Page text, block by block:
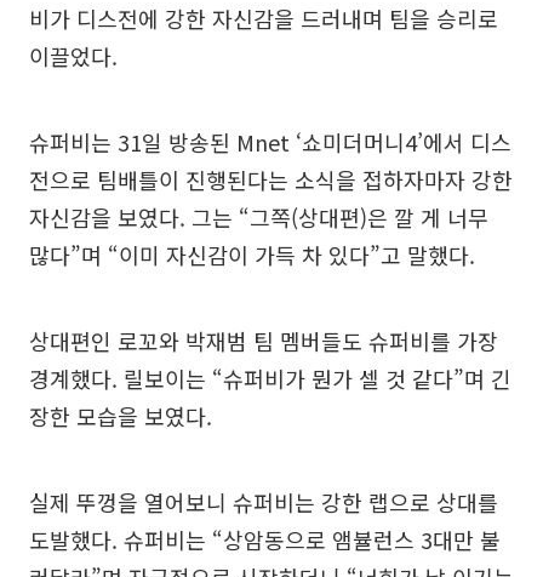
비가 디스전에 강한 자신감을 드러내며 팀을 승리로
이끌었다.
슈퍼비는 31일 방송된 Mnet ‘쇼미더머니4’에서 디스
전으로 팀배틀이 진행된다는 소식을 접하자마자 강한
자신감을 보였다. 그는 “그쪽(상대편)은 깔 게 너무
많다”며 “이미 자신감이 가득 차 있다”고 말했다.
상대편인 로꼬와 박재범 팀 멤버들도 슈퍼비를 가장
경계했다. 릴보이는 “슈퍼비가 뭔가 셀 것 같다”며 긴
장한 모습을 보였다.
실제 뚜껑을 열어보니 슈퍼비는 강한 랩으로 상대를
도발했다. 슈퍼비는 “상암동으로 앰뷸런스 3대만 불